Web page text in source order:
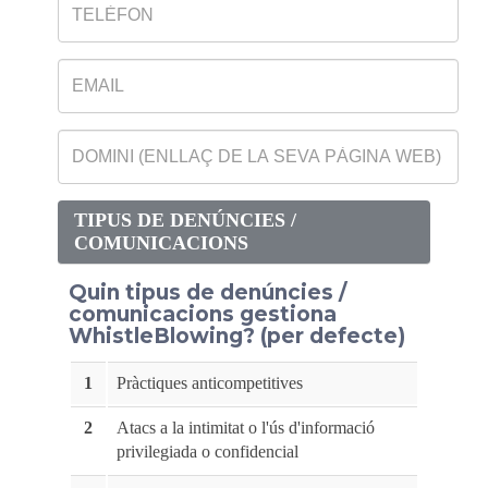
TIPUS DE DENÚNCIES /
COMUNICACIONS
Quin tipus de denúncies /
comunicacions gestiona
WhistleBlowing? (per defecte)
1 Pràctiques anticompetitives
2
Atacs a la intimitat o l'ús d'informació
privilegiada o confidencial